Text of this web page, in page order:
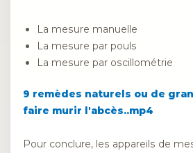
La mesure manuelle
La mesure par pouls
La mesure par oscillométrie
9 remèdes naturels ou de
faire murir l'abcès..mp4
Pour conclure, les appareils de